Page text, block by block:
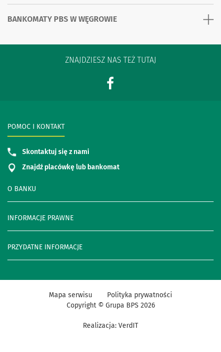
BANKOMATY PBS W WĘGROWIE
ZNAJDZIESZ NAS TEŻ TUTAJ
O BANKU
INFORMACJE PRAWNE
PRZYDATNE INFORMACJE
POMOC I KONTAKT
Skontaktuj się z nami
Znajdź placówkę lub bankomat
Realizacja: VerdIT
Mapa serwisu
Polityka prywatności
Copyright © Grupa BPS 2026